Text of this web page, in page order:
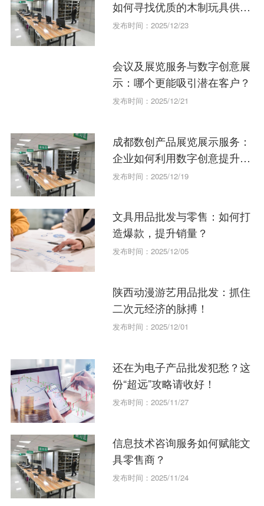
如何寻找优质的木制玩具供应
商？
发布时间：2025/12/23
会议及展览服务与数字创意展
示：哪个更能吸引潜在客户？
发布时间：2025/12/21
成都数创产品展览展示服务：
企业如何利用数字创意提升品
牌形象？
发布时间：2025/12/19
文具用品批发与零售：如何打
造爆款，提升销量？
发布时间：2025/12/05
陕西动漫游艺用品批发：抓住
二次元经济的脉搏！
发布时间：2025/12/01
还在为电子产品批发犯愁？这
份“超远”攻略请收好！
发布时间：2025/11/27
信息技术咨询服务如何赋能文
具零售商？
发布时间：2025/11/24